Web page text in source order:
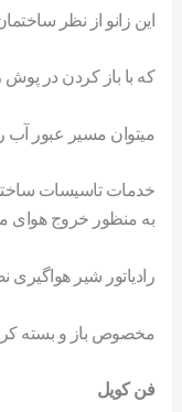
اين زانو از نظر
که با باز کردن در پوش
میتوان مسير عبور آب
خدمات تاسیسات
به منظور خروج هوای
رادياتور شير
مخصوص باز و بسته
فن کویل